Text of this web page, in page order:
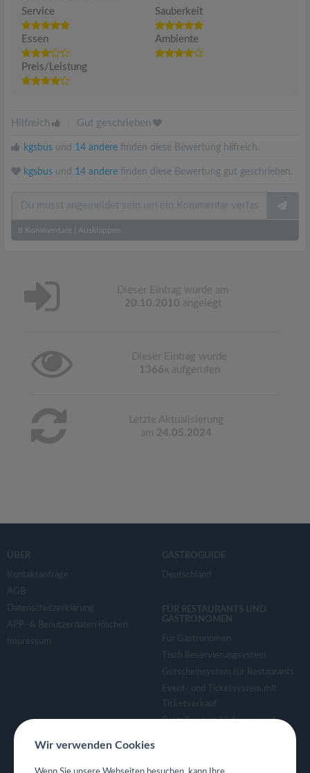
Service
Sauberkeit
Essen Ambiente
Preis/Leistung
Hilfreich Gut geschrieben
kgsbus und 14 andere finden diese Bewertung hilfreich.
kgsbus und 14 andere finden diese Bewertung gut geschrieben.
8 Kommentare Ausklappen
Dieser Eintrag wurde am
20.10.2010 angelegt
Dieser Eintrag wurde
1366x aufgerufen
Letzte Aktualisierung
am 24.05.2024
ÜBER
Kontaktanfrage
AGB
Datenschutzerklärung
APP- & Benutzerdaten löschen
Impressum
GASTROGUIDE
Deutschland
FÜR RESTAURANTS UND
GASTRONOMEN
Für Gastronomen
Tisch Reservierungsystem
Gutscheinsystem für Restaurants
Event- und Ticketsystem mit
Ticketverkauf
Bestellsystem Lieferung und
Eigene App für Restaurant
Wir verwenden Cookies